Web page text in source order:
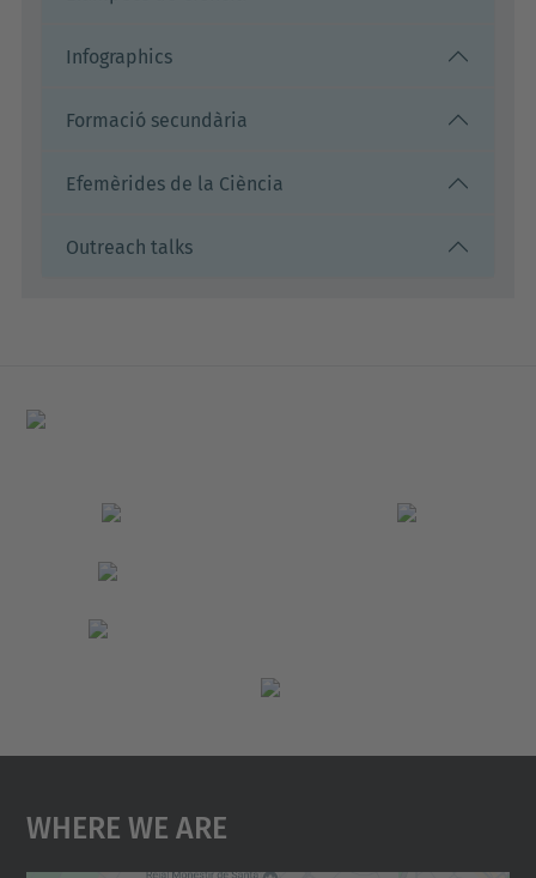
Infographics
Formació secundària
Efemèrides de la Ciència
Outreach talks
Where We Are